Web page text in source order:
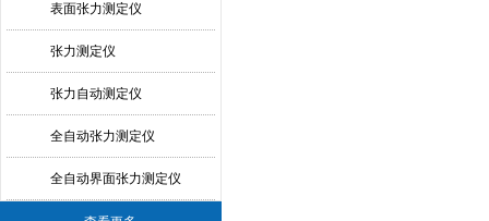
表面张力测定仪
张力测定仪
张力自动测定仪
全自动张力测定仪
全自动界面张力测定仪